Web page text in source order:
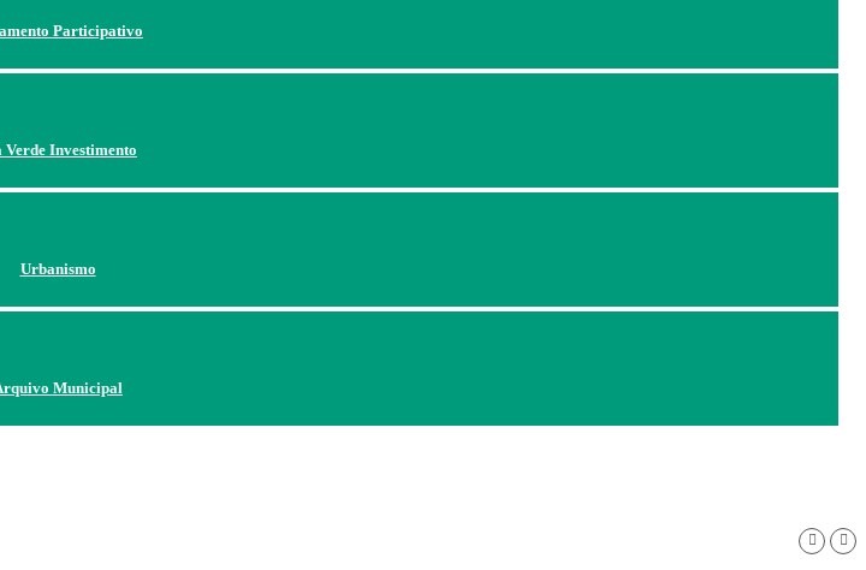
Participativo
Verde Investimento
Urbanismo
Municipal